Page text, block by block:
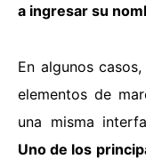
a ingresar su
En algunos
elementos de
una misma
Uno de los